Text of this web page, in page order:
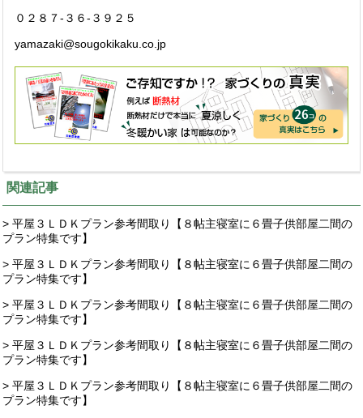
０２８７-３６-３９２５
yamazaki@sougokikaku.co.jp
関連記事
> 平屋３ＬＤＫプラン参考間取り【８帖主寝室に６畳子供部屋二間の
プラン特集です】
> 平屋３ＬＤＫプラン参考間取り【８帖主寝室に６畳子供部屋二間の
プラン特集です】
> 平屋３ＬＤＫプラン参考間取り【８帖主寝室に６畳子供部屋二間の
プラン特集です】
> 平屋３ＬＤＫプラン参考間取り【８帖主寝室に６畳子供部屋二間の
プラン特集です】
> 平屋３ＬＤＫプラン参考間取り【８帖主寝室に６畳子供部屋二間の
プラン特集です】